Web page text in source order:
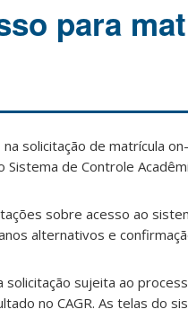
para
solicitação de matrícula
de Controle
sobre acesso ao
alternativos e
solicitação sujeita ao
no CAGR. As telas do